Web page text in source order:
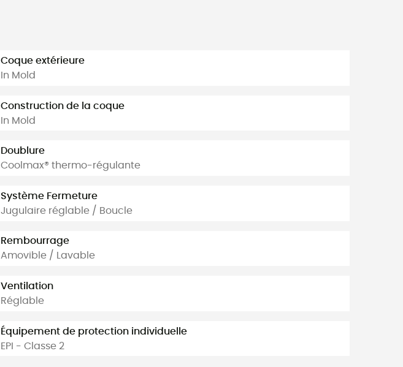
Coque extérieure
In Mold
Construction de la coque
In Mold
Doublure
Coolmax® thermo-régulante
Système Fermeture
Jugulaire réglable / Boucle
Rembourrage
Amovible / Lavable
Ventilation
Réglable
Équipement de protection individuelle
EPI - Classe 2